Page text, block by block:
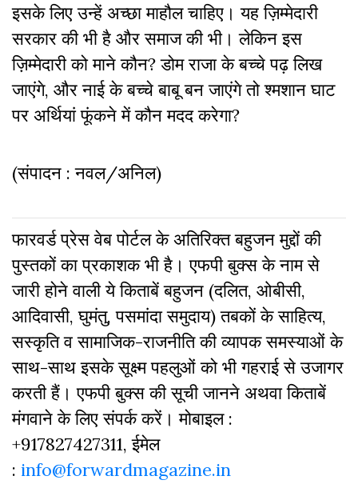
इसके लिए उन्हें अच्छा माहौल चाहिए। यह ज़िम्मेदारी
सरकार की भी है और समाज की भी। लेकिन इस
ज़िम्मेदारी को माने कौन? डोम राजा के बच्चे पढ़ लिख
जाएंगे, और नाई के बच्चे बाबू बन जाएंगे तो श्मशान घाट
पर अर्थियां फूंकने में कौन मदद करेगा?
(संपादन : नवल/अनिल)
फारवर्ड प्रेस वेब पोर्टल के अतिरिक्‍त बहुजन मुद्दों की
पुस्‍तकों का प्रकाशक भी है। एफपी बुक्‍स के नाम से
जारी होने वाली ये किताबें बहुजन (दलित, ओबीसी,
आदिवासी, घुमंतु, पसमांदा समुदाय) तबकों के साहित्‍य,
सस्‍क‍ृति व सामाजिक-राजनीति की व्‍यापक समस्‍याओं के
साथ-साथ इसके सूक्ष्म पहलुओं को भी गहराई से उजागर
करती हैं। एफपी बुक्‍स की सूची जानने अथवा किताबें
मंगवाने के लिए संपर्क करें। मोबाइल :
+917827427311, ईमेल
: info@forwardmagazine.in